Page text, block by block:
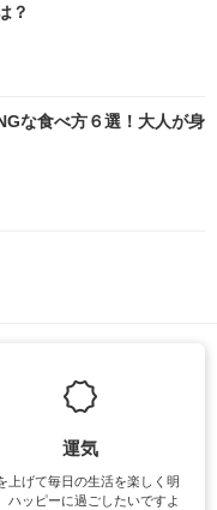
？
な食べ方６選！大人が身
運気
上げて毎日の生活を楽しく明
ハッピーに過ごしたいですよ